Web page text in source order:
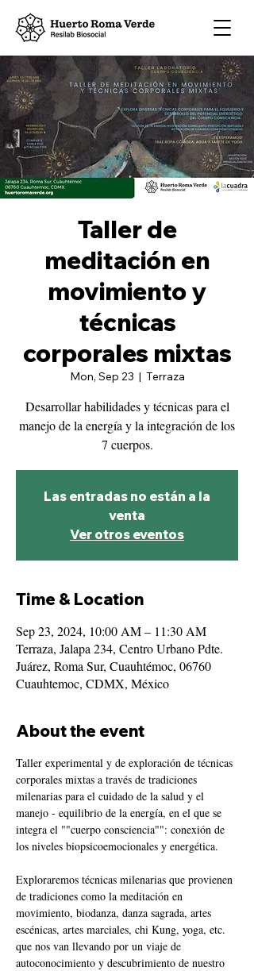
Taller de
meditación en
movimiento y
técnicas
corporales mixtas
Mon, Sep 23
  |
Terraza
Desarrollar habilidades y técnicas para el
manejo de la energía y la integración de los
7 cuerpos.
Las entradas no están a la
venta
Ver otros eventos
Time & Location
Sep 23, 2024, 10:00 AM – 11:30 AM
Terraza, Jalapa 234, Centro Urbano Pdte.
Juárez, Roma Sur, Cuauhtémoc, 06760
Cuauhtemoc, CDMX, México
About the event
Taller experimental y de exploración de técnicas
corporales mixtas a través de tradiciones
milenarias para el cuidado de la salud y el
manejo - equilibrio de la energía, en el que se
integra el ""cuerpo consciencia"": conexión de
los niveles biopsicoemocionales y energética.
Exploraremos técnicas milenarias que provienen
de tradiciones como la meditación en
movimiento, biodanza, danza sagrada, artes
escénicas, artes marciales, chi Kung, yoga, etc.
que nos van llevando por un viaje de
autoconocimiento y descubrimiento de nuestro